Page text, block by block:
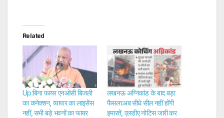
Related
Up:बिना फायर एनओसी बिजली
का कनेक्शन, व्यापार का लाइसेंस
नहीं, सभी बड़े भवनों का फायर
लखनऊ अग्निकांड के बाद बड़ा
फैसला:अब सीधे सील नहीं होंगी
इमारतें, एलडीए नोटिस जारी कर